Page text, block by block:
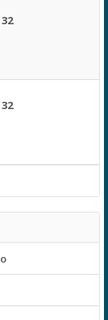
32
32